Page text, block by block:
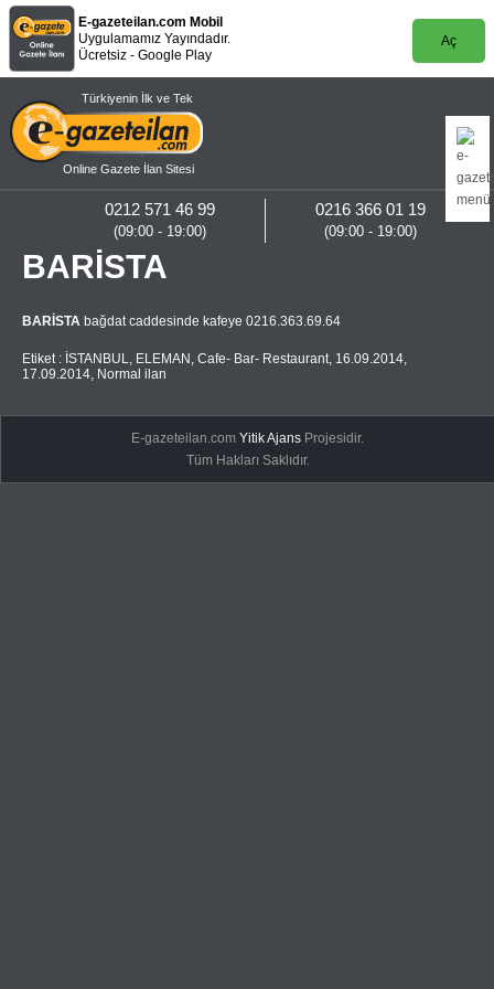
E-gazeteilan.com Mobil
Uygulamamız Yayındadır.
Ücretsiz - Google Play
Aç
Türkiyenin İlk ve Tek
Online Gazete İlan Sitesi
0216 366 01 19
(09:00 - 19:00)
0212 571 46 99
(09:00 - 19:00)
BARİSTA
BARİSTA bağdat caddesinde kafeye 0216.363.69.64
Etiket : İSTANBUL, ELEMAN , Cafe- Bar- Restaurant, 16.09.2014,
17.09.2014, Normal ilan
E-gazeteilan.comYitik Ajans Projesidir.
Tüm Hakları Saklıdır.